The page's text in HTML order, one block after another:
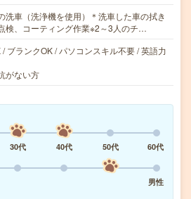
洗車（洗浄機を使用）＊洗車した車の拭き
検、コーティング作業※2～3人のチ…
ブランクOK / パソコンスキル不要 / 英語力
がない方
30代 40代 50代
60代
男性